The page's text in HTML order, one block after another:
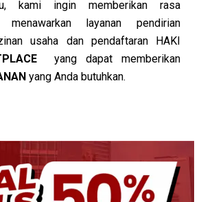
kami ingin memberikan rasa
menawarkan layanan pendirian
usaha dan pendaftaran HAKI
yang dapat memberikan
yang Anda butuhkan.